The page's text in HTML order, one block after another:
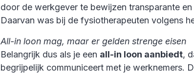
door de werkgever te bewijzen transparante
Daarvan was bij de fysiotherapeuten volgens
All-in loon mag, maar er gelden strenge eisen
Belangrijk dus als je een all-in loon aanbiedt,
begrijpelijk communiceert met je werknemers.